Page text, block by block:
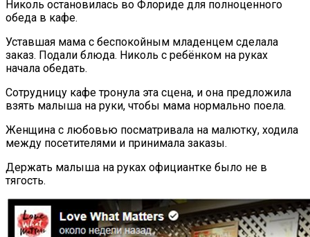
Николь остановилась во Флориде для полноценного
обеда в кафе.
Уставшая мама с беспокойным младенцем сделала
заказ. Подали блюда. Николь с ребёнком на руках
начала обедать.
Сотрудницу кафе тронула эта сцена, и она предложила
взять малыша на руки, чтобы мама нормально поела.
Женщина с любовью посматривала на малютку, ходила
между посетителями и принимала заказы.
Держать малыша на руках официантке было не в
тягость.